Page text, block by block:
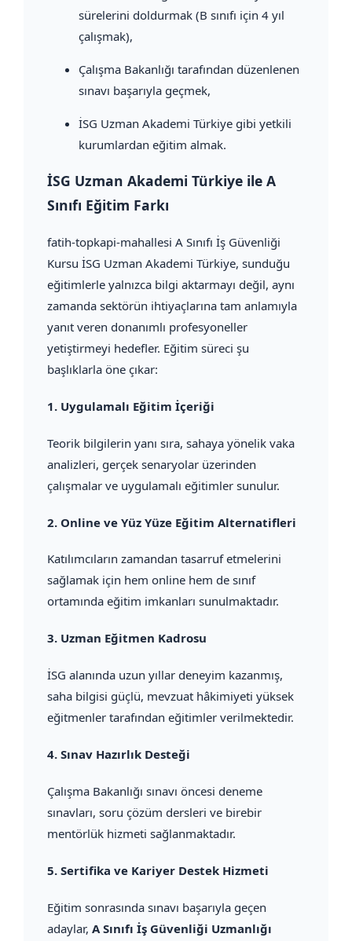
sürelerini doldurmak (B sınıfı için 4 yıl
çalışmak),
Çalışma Bakanlığı tarafından düzenlenen
sınavı başarıyla geçmek,
İSG Uzman Akademi Türkiye gibi yetkili
kurumlardan eğitim almak.
İSG Uzman Akademi Türkiye ile A
Sınıfı Eğitim Farkı
fatih-topkapi-mahallesi A Sınıfı İş Güvenliği
Kursu İSG Uzman Akademi Türkiye, sunduğu
eğitimlerle yalnızca bilgi aktarmayı değil, aynı
zamanda sektörün ihtiyaçlarına tam anlamıyla
yanıt veren donanımlı profesyoneller
yetiştirmeyi hedefler. Eğitim süreci şu
başlıklarla öne çıkar:
1. Uygulamalı Eğitim İçeriği
Teorik bilgilerin yanı sıra, sahaya yönelik vaka
analizleri, gerçek senaryolar üzerinden
çalışmalar ve uygulamalı eğitimler sunulur.
2. Online ve Yüz Yüze Eğitim Alternatifleri
Katılımcıların zamandan tasarruf etmelerini
sağlamak için hem online hem de sınıf
ortamında eğitim imkanları sunulmaktadır.
3. Uzman Eğitmen Kadrosu
İSG alanında uzun yıllar deneyim kazanmış,
saha bilgisi güçlü, mevzuat hâkimiyeti yüksek
eğitmenler tarafından eğitimler verilmektedir.
4. Sınav Hazırlık Desteği
Çalışma Bakanlığı sınavı öncesi deneme
sınavları, soru çözüm dersleri ve birebir
mentörlük hizmeti sağlanmaktadır.
5. Sertifika ve Kariyer Destek Hizmeti
Eğitim sonrasında sınavı başarıyla geçen
adaylar, A Sınıfı İş Güvenliği Uzmanlığı